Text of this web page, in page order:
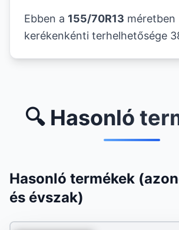
Ebben a 155/70R13 méretben
kerékenkénti terhelhetősége
🔍 Hasonló
Hasonló termékek
és évszak)